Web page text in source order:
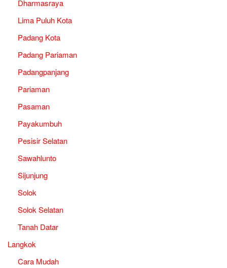
Dharmasraya
Lima Puluh Kota
Padang Kota
Padang Pariaman
Padangpanjang
Pariaman
Pasaman
Payakumbuh
Pesisir Selatan
Sawahlunto
Sijunjung
Solok
Solok Selatan
Tanah Datar
Langkok
Cara Mudah